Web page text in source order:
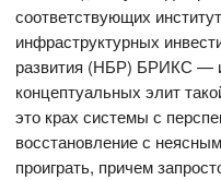
соответствующих
инфраструктурных
развития (НБР) БРИКС —
концептуальных элит
это крах системы с
восстановление с
проиграть, причем